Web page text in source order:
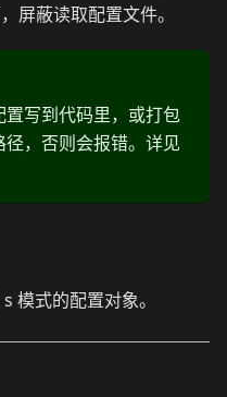
屏蔽读取配置文件。
写到代码里，或打包
，否则会报错。详见
s 模式的配置对象。